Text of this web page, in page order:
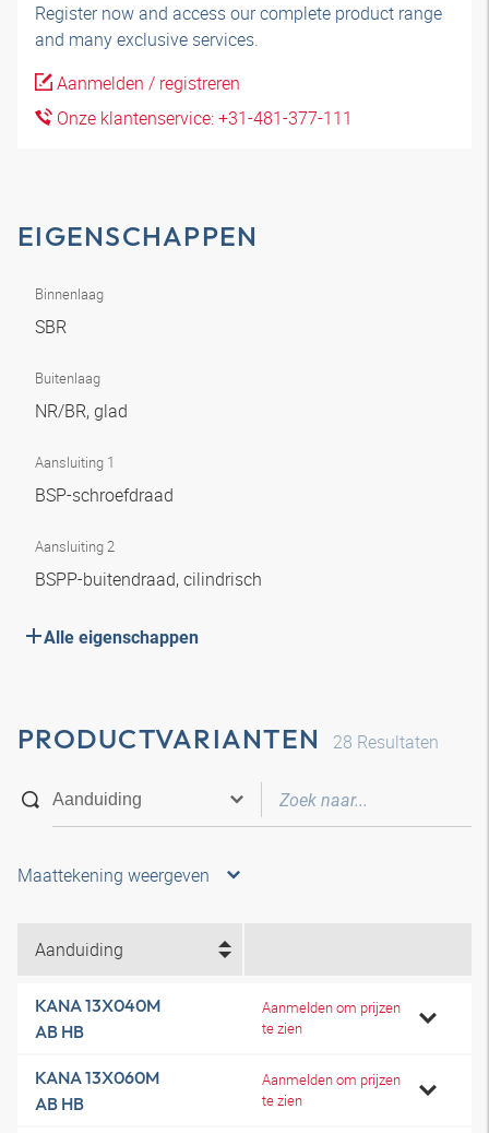
Register now and access our complete product range
and many exclusive services.
Aanmelden / registreren
Onze klantenservice: +31-481-377-111
EIGENSCHAPPEN
Binnenlaag
SBR
Buitenlaag
NR/BR, glad
Aansluiting 1
BSP-schroefdraad
Aansluiting 2
BSPP-buitendraad, cilindrisch
Alle eigenschappen
PRODUCTVARIANTEN 28 Resultaten
Maattekening weergeven
Aanduiding
KANA 13X040M
AB HB
Aanmelden om prijzen
te zien
KANA 13X060M
AB HB
Aanmelden om prijzen
te zien